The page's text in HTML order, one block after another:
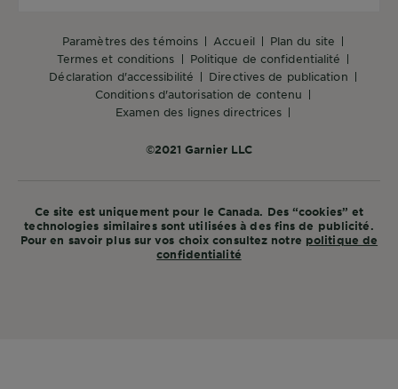
paramètres des témoins accueil
plan du site
termes et conditions
politique de confidentialité
déclaration d'accessibilité
directives de publication
conditions d'autorisation de contenu
examen des lignes directrices
©2021 Garnier LLC
Ce site est uniquement pour le Canada. Des “cookies” et
technologies similaires sont utilisées à des fins de publicité.
Pour en savoir plus sur vos choix consultez notre politique de
confidentialité